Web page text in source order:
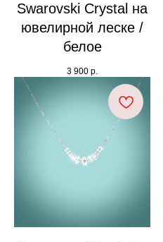
Swarovski Crystal на
ювелирной леске /
белое
3 900 р.